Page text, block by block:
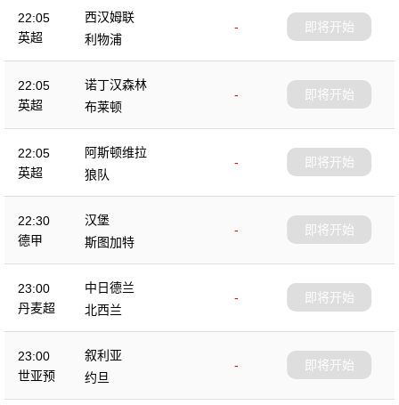
22:05
英超
西汉姆联
-
利物浦
即将开始
22:05
英超
诺丁汉森林
-
布莱顿
即将开始
22:05
英超
阿斯顿维拉
-
狼队
即将开始
22:30
德甲
汉堡
-
斯图加特
即将开始
23:00
丹麦超
中日德兰
-
北西兰
即将开始
23:00
世亚预
叙利亚
-
约旦
即将开始